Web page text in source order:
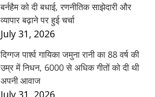
बर्नहैम को दी बधाई, रणनीतिक साझेदारी और
व्यापार बढ़ाने पर हुई चर्चा
July 31, 2026
दिग्गज पार्श्व गायिका जमुना रानी का 88 वर्ष की
उम्र में निधन, 6000 से अधिक गीतों को दी थी
अपनी आवाज
July 31, 2026